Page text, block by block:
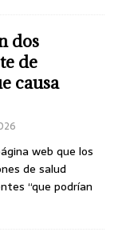
dos
de
causa
web que los
de salud
“que podrían